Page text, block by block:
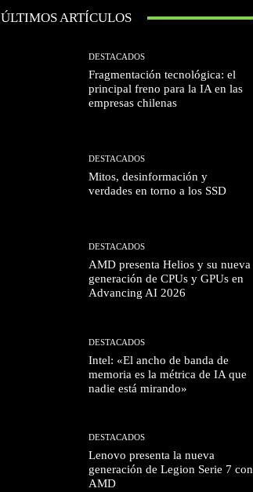
ÚLTIMOS ARTÍCULOS
DESTACADOS
Fragmentación tecnológica: el
principal freno para la IA en las
empresas chilenas
DESTACADOS
Mitos, desinformación y
verdades en torno a los SSD
DESTACADOS
AMD presenta Helios y su nueva
generación de CPUs y GPUs en
Advancing AI 2026
DESTACADOS
Intel: «El ancho de banda de
memoria es la métrica de IA que
nadie está mirando»
DESTACADOS
Lenovo presenta la nueva
generación de Legion Serie 7 con
AMD